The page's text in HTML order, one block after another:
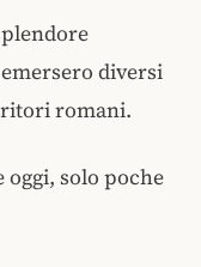
diversi
romani.
oggi, solo poche